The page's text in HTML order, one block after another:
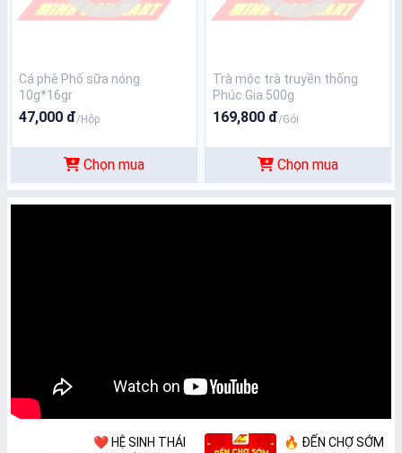
Cá phê Phố sữa nóng
10g*16gr
47,000 đ/Hộp
Chọn mua
Trà mộc trà truyền thống
Phúc Gia 500g
169,800 đ/Gói
Chọn mua
❤️ HỆ SINH THÁI
🔥 ĐẾN CHỢ SỚM